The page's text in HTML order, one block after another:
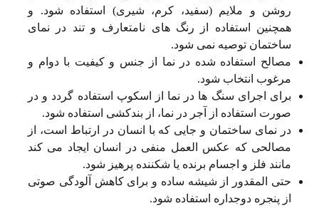
روشن و ملایم (سفید، کرم، شیری) استفاده شود. و
همچنین استفاده از رنگ های نامتعارف و تند در نمای
ساختمان توصیه نمی شود.
مصالح استفاده شده در نما از جنس و کیفیت با دوام و
مرغوب انتخاب شود.
برای اجرای سنگ ها در نما از اسکوپ استفاده گردد و در
صورت استفاده از آجر در نما، از بندکشی استفاده شود.
در نمای ساختمان و جایی که با انسان در ارتباط است، از
مصالحی که عکس العمل منفی در انسان ایجاد می کند
مانند فلز و اجسام برنده یا شکننده پرهیز شود.
حتی المقدور از شیشه ساده و برای کاهش آلودگی صوتی
از پنجره دوجداره استفاده شود.